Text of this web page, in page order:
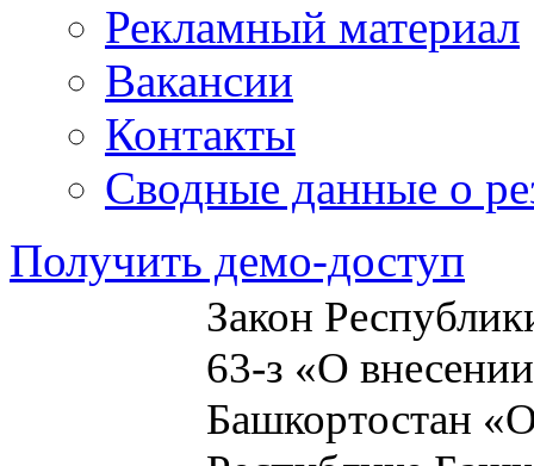
Рекламный материал
Вакансии
Контакты
Сводные данные о
Получить демо-доступ
Закон
63-з «О
Башкортостан